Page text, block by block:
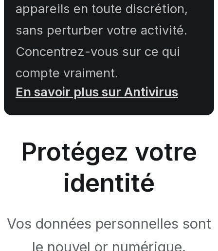
appareils en toute discrétion,
sans perturber votre activité.
Concentrez-vous sur ce qui
compte vraiment.
En savoir plus sur Antivirus
Protégez votre
identité
Vos données personnelles sont
le nouvel or numérique.